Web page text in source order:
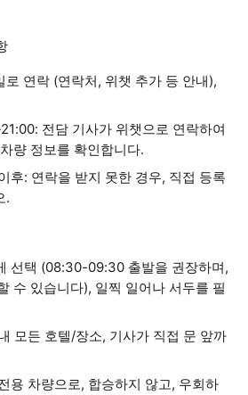
연락 (연락처, 위챗 추가 등 안내),
전담 기사가 위챗으로 연락하여
량 정보를 확인합니다.
후: 연락을 받지 못한 경우, 직접 등록
.
선택 (08:30-09:30 출발을 권장하며,
수 있습니다), 일찍 일어나 서두를 필
모든 호텔/장소, 기사가 직접 문 앞까
용 차량으로, 합승하지 않고, 우회하